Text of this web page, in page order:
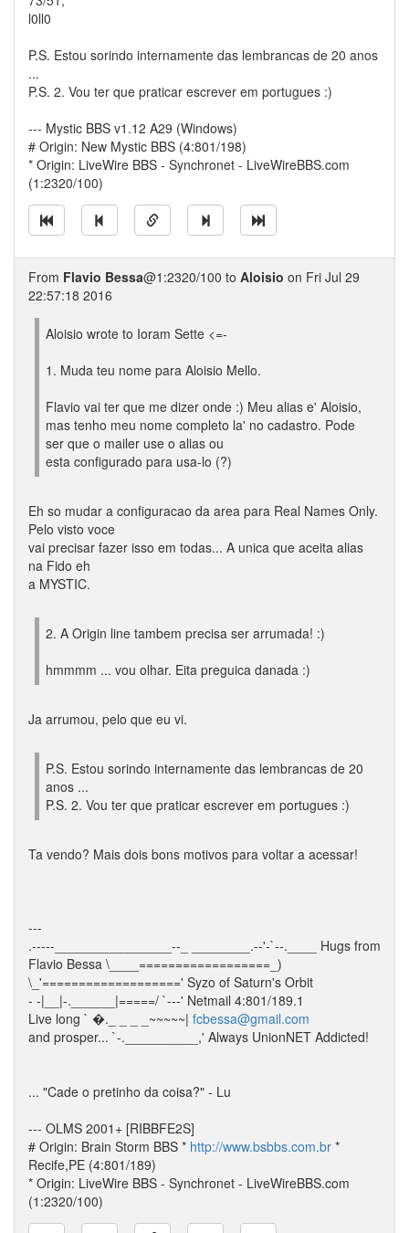
l0ll0
P.S. Estou sorindo internamente das lembrancas de 20 anos
...
P.S. 2. Vou ter que praticar escrever em portugues :)
--- Mystic BBS v1.12 A29 (Windows)
# Origin: New Mystic BBS (4:801/198)
* Origin: LiveWire BBS - Synchronet - LiveWireBBS.com
(1:2320/100)
From Flavio Bessa@1:2320/100 to Aloisio on Fri Jul 29
22:57:18 2016
Aloisio wrote to Ioram Sette <=-
1. Muda teu nome para Aloisio Mello.
Flavio vai ter que me dizer onde :) Meu alias e' Aloisio,
mas tenho meu nome completo la' no cadastro. Pode
ser que o mailer use o alias ou
esta configurado para usa-lo (?)
Eh so mudar a configuracao da area para Real Names Only.
Pelo visto voce
vai precisar fazer isso em todas... A unica que aceita alias
na Fido eh
a MYSTIC.
2. A Origin line tambem precisa ser arrumada! :)
hmmmm ... vou olhar. Eita preguica danada :)
Ja arrumou, pelo que eu vi.
P.S. Estou sorindo internamente das lembrancas de 20
anos ...
P.S. 2. Vou ter que praticar escrever em portugues :)
Ta vendo? Mais dois bons motivos para voltar a acessar!
---
.-----________________--_ ________.--'-`--.____ Hugs from
Flavio Bessa \____==================_)
\_'===================' Syzo of Saturn's Orbit
- -|__|-.______|=====/ `---' Netmail 4:801/189.1
Live long ` �._ _ _ _~~~~~| fcbessa@gmail.com
and prosper... `-.__________,' Always UnionNET Addicted!
... "Cade o pretinho da coisa?" - Lu
--- OLMS 2001+ [RIBBFE2S]
# Origin: Brain Storm BBS * http://www.bsbbs.com.br *
Recife,PE (4:801/189)
* Origin: LiveWire BBS - Synchronet - LiveWireBBS.com
(1:2320/100)